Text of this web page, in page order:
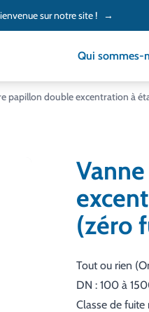
sur notre site ! →
Qui sommes-
papillon double excentration à
(zéro
Tout ou rien
DN : 100 à
Classe de